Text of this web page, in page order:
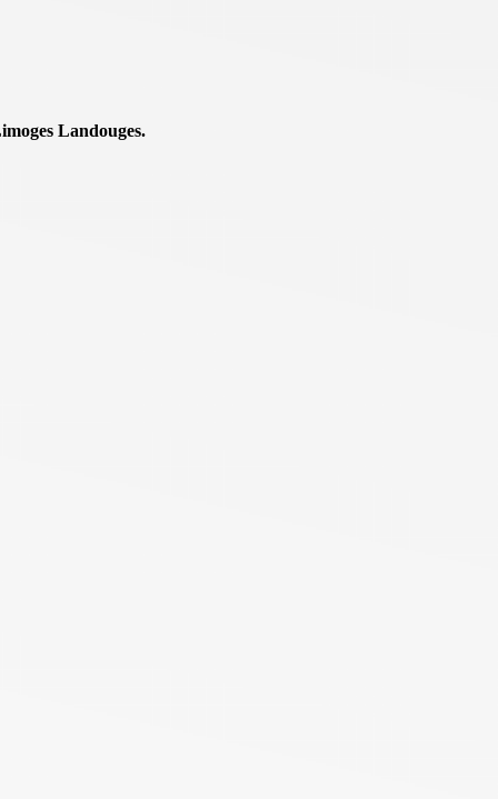
Landouges.